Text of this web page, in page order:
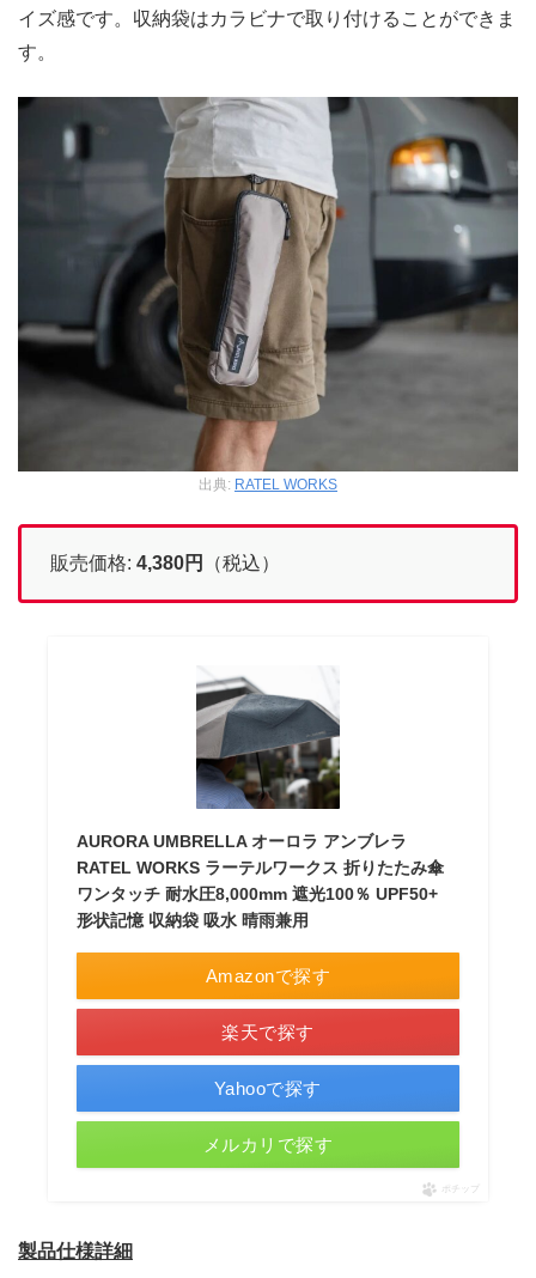
イズ感です。収納袋はカラビナで取り付けることができま
す。
出典: RATEL WORKS
販売価格: 4,380円 （税込）
AURORA UMBRELLA オーロラ アンブレラ
RATEL WORKS ラーテルワークス 折りたたみ傘
ワンタッチ 耐水圧8,000mm 遮光100％ UPF50+
形状記憶 収納袋 吸水 晴雨兼用
Amazonで探す
楽天で探す
Yahooで探す
メルカリで探す
ポチップ
製品仕様詳細